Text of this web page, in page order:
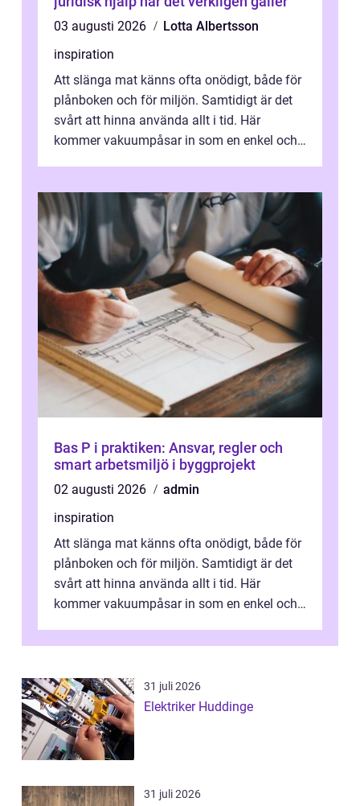
03 augusti 2026
Lotta Albertsson
inspiration
Att slänga mat känns ofta onödigt, både för
plånboken och för miljön. Samtidigt är det
svårt att hinna använda allt i tid. Här
kommer vakuumpåsar in som en enkel och
Bas P i praktiken: Ansvar, regler och
smart arbetsmiljö i byggprojekt
02 augusti 2026
admin
inspiration
Att slänga mat känns ofta onödigt, både för
plånboken och för miljön. Samtidigt är det
svårt att hinna använda allt i tid. Här
kommer vakuumpåsar in som en enkel och
31 juli 2026
Elektriker Huddinge
31 juli 2026